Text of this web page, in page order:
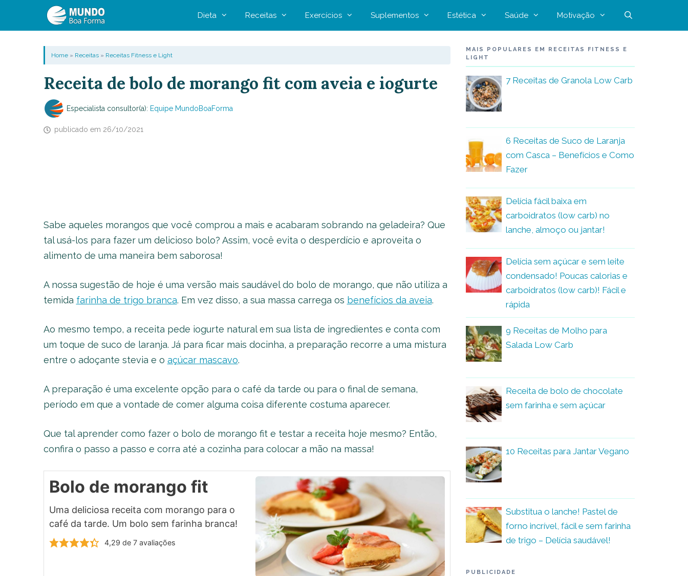
Dieta Receitas Exercícios Suplementos Estética Saúde Motivação
Home» Receitas» Receitas Fitness e Light
Receita de bolo de morango fit com aveia e iogurte
Especialista consultor(a): Equipe MundoBoaForma
publicado em 26/10/2021
Sabe aqueles morangos que você comprou a mais e acabaram sobrando na geladeira? Que
tal usá-los para fazer um delicioso bolo? Assim, você evita o desperdício e aproveita o
alimento de uma maneira bem saborosa!
A nossa sugestão de hoje é uma versão mais saudável do bolo de morango, que não utiliza a
temida farinha de trigo branca. Em vez disso, a sua massa carrega os benefícios da aveia.
Ao mesmo tempo, a receita pede iogurte natural em sua lista de ingredientes e conta com
um toque de suco de laranja. Já para ficar mais docinha, a preparação recorre a uma mistura
entre o adoçante stevia e o açúcar mascavo.
A preparação é uma excelente opção para o café da tarde ou para o final de semana,
período em que a vontade de comer alguma coisa diferente costuma aparecer.
Que tal aprender como fazer o bolo de morango fit e testar a receita hoje mesmo? Então,
confira o passo a passo e corra até a cozinha para colocar a mão na massa!
Bolo de morango fit
Uma deliciosa receita com morango para o
café da tarde. Um bolo sem farinha branca!
4,29 de7 avaliações
MAIS POPULARES EM RECEITAS FITNESS E
LIGHT
7 Receitas de Granola Low Carb
6 Receitas de Suco de Laranja
com Casca – Benefícios e Como
Fazer
Delícia fácil baixa em
carboidratos (low carb) no
lanche, almoço ou jantar!
Delícia sem açúcar e sem leite
condensado! Poucas calorias e
carboidratos (low carb)! Fácil e
rápida
9 Receitas de Molho para
Salada Low Carb
Receita de bolo de chocolate
sem farinha e sem açúcar
10 Receitas para Jantar Vegano
Substitua o lanche! Pastel de
forno incrível, fácil e sem farinha
de trigo – Delícia saudável!
PUBLICIDADE